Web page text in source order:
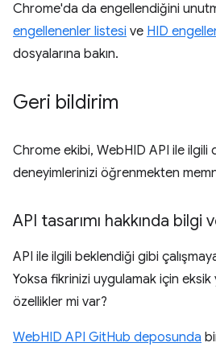
Chrome'da da engellendiğini
engellenenler listesi ve HID
dosyalarına bakın.
Geri bildirim
Chrome ekibi, WebHID API ile ilgili
deneyimlerinizi öğrenmekten
API tasarımı hakkında bilgi
API ile ilgili beklendiği gibi
Yoksa fikrinizi uygulamak için
özellikler mi var?
WebHID API GitHub deposunda